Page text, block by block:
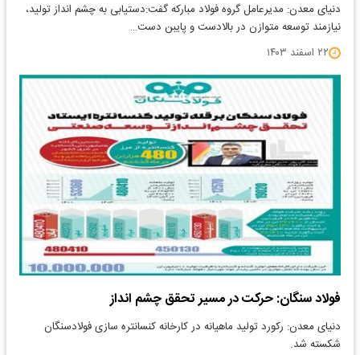
دنیای معدن: مدیرعامل گروه فولاد مبارکه گفت:دستیابی به چشم انداز تولید،
نیازمند توسعه متوازن در بالادست و پایبن دست…
۲۲ اسفند ۱۴۰۳
فولاد سنگان: حرکت در مسیر تحقق چشم انداز
دنیای معدن: رکورد تولید ماهیانه در کارخانه کنسانتره سازی فولادسنگان
شکسته شد.